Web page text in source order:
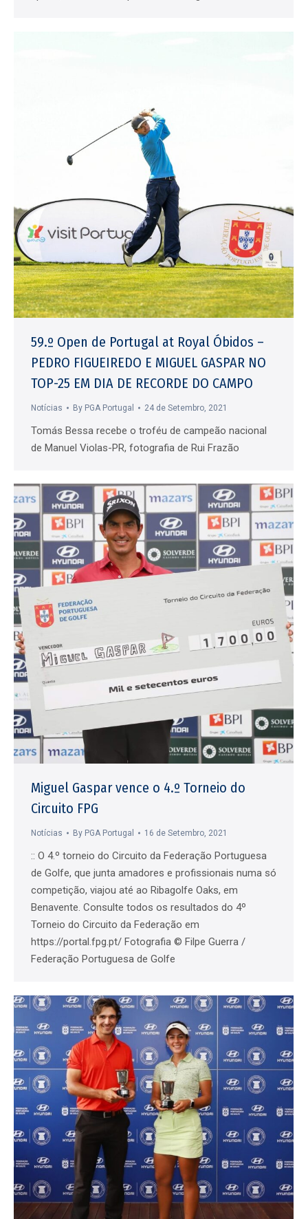
59.º Open de Portugal at Royal Óbidos –
PEDRO FIGUEIREDO E MIGUEL GASPAR NO
TOP-25 EM DIA DE RECORDE DO CAMPO
Notícias By PGA Portugal 24 de Setembro, 2021
Tomás Bessa recebe o troféu de campeão nacional
de Manuel Violas-PR, fotografia de Rui Frazão
Miguel Gaspar vence o 4.º Torneio do
Circuito FPG
Notícias By PGA Portugal 16 de Setembro, 2021
:: O 4.º torneio do Circuito da Federação Portuguesa
de Golfe, que junta amadores e profissionais numa só
competição, viajou até ao Ribagolfe Oaks, em
Benavente. Consulte todos os resultados do 4º
Torneio do Circuito da Federação em
https://portal.fpg.pt/ Fotografia © Filpe Guerra /
Federação Portuguesa de Golfe